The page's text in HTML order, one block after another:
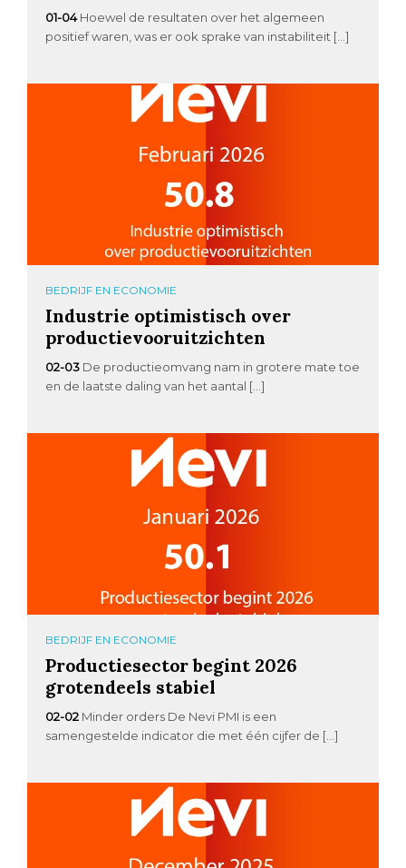
01-04 Hoewel de resultaten over het algemeen
positief waren, was er ook sprake van instabiliteit […]
BEDRIJF EN ECONOMIE
Industrie optimistisch over
productievooruitzichten
02-03 De productieomvang nam in grotere mate toe
en de laatste daling van het aantal […]
BEDRIJF EN ECONOMIE
Productiesector begint 2026
grotendeels stabiel
02-02 Minder orders De Nevi PMI is een
samengestelde indicator die met één cijfer de […]